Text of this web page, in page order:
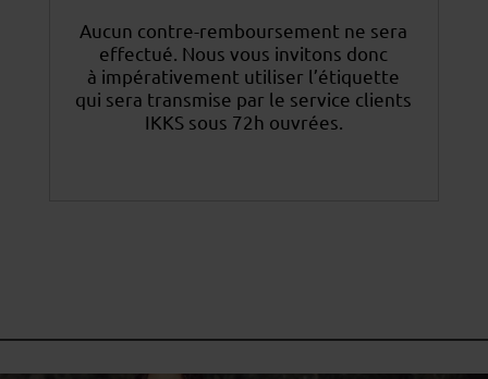
Aucun contre-remboursement ne sera
effectué. Nous vous invitons donc
à impérativement utiliser l’étiquette
qui sera transmise par le service clients
IKKS sous 72h ouvrées.